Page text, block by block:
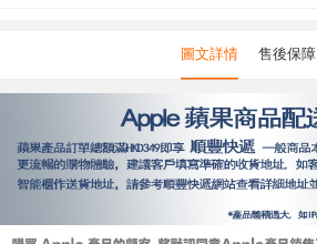
圖文詳情 售後保障